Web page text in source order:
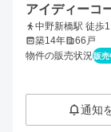
アイディーコ
中野新橋駅 徒歩
築14年
66戸
物件の販売状況販売
通知